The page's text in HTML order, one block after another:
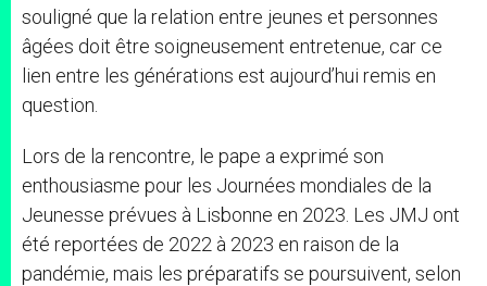
souligné que la relation entre jeunes et personnes
âgées doit être soigneusement entretenue, car ce
lien entre les générations est aujourd’hui remis en
question.
Lors de la rencontre, le pape a exprimé son
enthousiasme pour les Journées mondiales de la
Jeunesse prévues à Lisbonne en 2023. Les JMJ ont
été reportées de 2022 à 2023 en raison de la
pandémie, mais les préparatifs se poursuivent, selon